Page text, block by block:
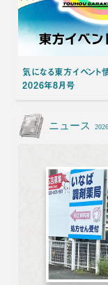
気になる東方イベント
2026年8月号
ニュース